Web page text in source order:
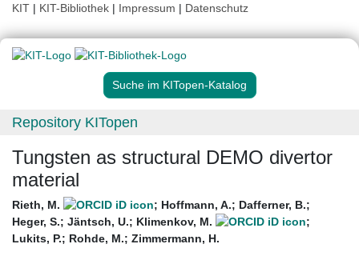
KIT | KIT-Bibliothek | Impressum | Datenschutz
Suche im KITopen-Katalog
Repository KITopen
Tungsten as structural DEMO divertor
material
Rieth, M. ; Hoffmann, A.; Dafferner, B.;
Heger, S.; Jäntsch, U.; Klimenkov, M.
;
Lukits, P.; Rohde, M.; Zimmermann, H.